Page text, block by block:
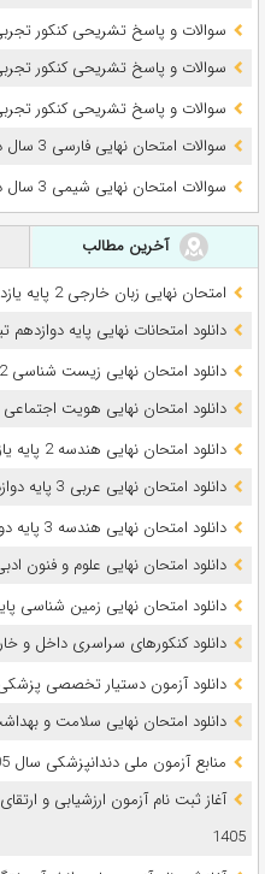
سوالات و پاسخ تشریحی کنکور تجربی
سوالات و پاسخ تشریحی کنکور تجربی تیر 1402
سوالات و پاسخ تشریحی کنکور تجربی
سوالات امتحان نهایی فارسی 3 سال دوازدهم (1397 تا 1405)
سوالات امتحان نهایی شیمی 3 سال دوازدهم (1397 تا 1405)
آخرین مطالب
امتحان نهایی زبان خارجی 2 پایه یازدهم تیر و مرداد 1405 + فایل صوتی
دانلود امتحانات نهایی پایه دوازدهم تیر
دانلود امتحان نهایی زیست شناسی 2 پایه یازدهم تیر 1405 + پاسخ
دانلود امتحان نهایی هویت اجتماعی پایه
دانلود امتحان نهایی هندسه 2 پایه یازدهم تیر 1405 + پاسخ
دانلود امتحان نهایی عربی 3 پایه دوازدهم تیر 1405 + پاسخ
دانلود امتحان نهایی هندسه 3 پایه دوازدهم تیر 1405
دانلود امتحان نهایی علوم و فنون ادبی 3 پایه دوازدهم تیر
دانلود امتحان نهایی زمین شناسی پایه
دانلود کنکورهای سراسری داخل و خارج از
دانلود آزمون دستیار تخصصی پزشکی سال 1405 +
دانلود امتحان نهایی سلامت و بهداشت پایه
ﻣﻨﺎﺑﻊ آزﻣﻮن ﻣﻠﯽ دندانپزشکی سال 1405 (دوره های 25 و 26)
آغاز ثبت نام آزمون‌ ارزشیابی و
1405